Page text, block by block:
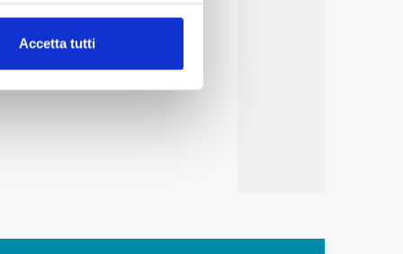
(impronte
Accetta tutti